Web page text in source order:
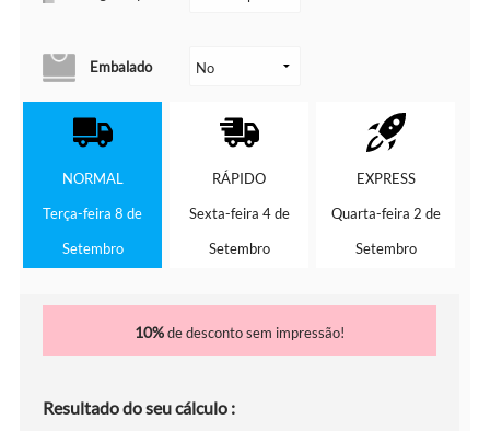
Embalado
NORMAL
Terça-feira 8 de
Setembro
RÁPIDO
Sexta-feira 4 de
Setembro
EXPRESS
Quarta-feira 2 de
Setembro
10%de desconto sem impressão!
Resultado do seu cálculo :